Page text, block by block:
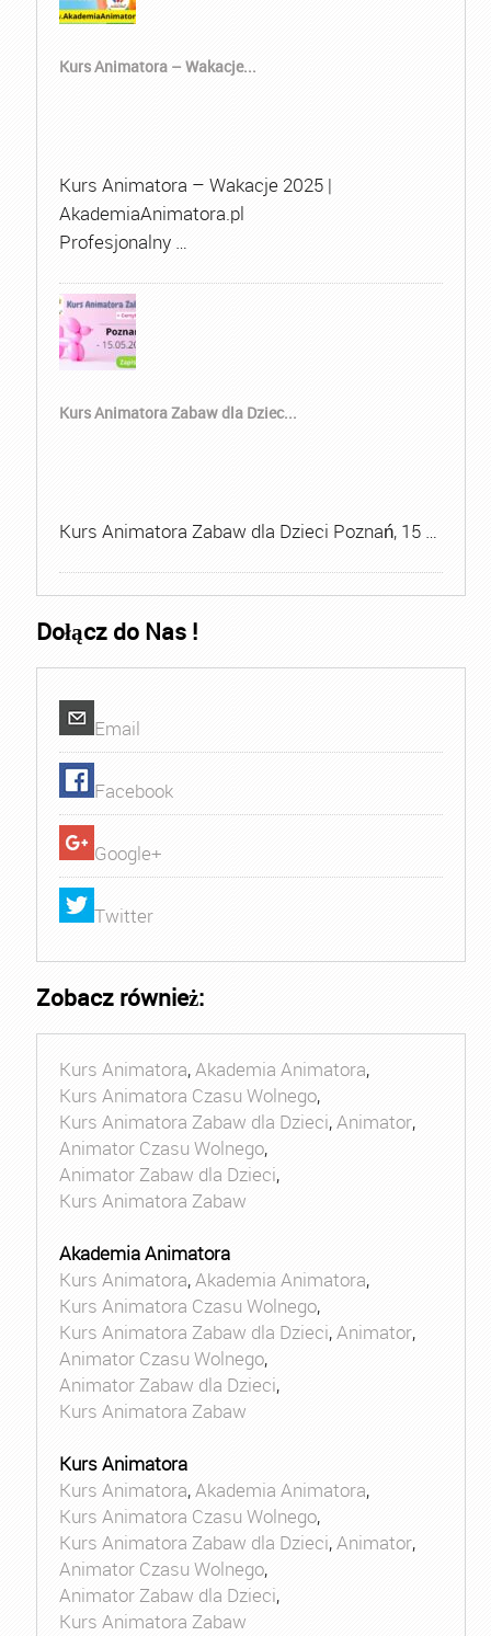
Kurs Animatora – Wakacje...
Kurs Animatora – Wakacje 2025 |
AkademiaAnimatora.pl
Profesjonalny …
Kurs Animatora Zabaw dla Dziec...
Kurs Animatora Zabaw dla Dzieci Poznań, 15 …
Dołącz do Nas !
Email
Facebook
Google+
Twitter
Zobacz również:
Kurs Animatora,Akademia Animatora,
Kurs Animatora Czasu Wolnego,
Kurs Animatora Zabaw dla Dzieci,Animator,
Animator Czasu Wolnego,
Animator Zabaw dla Dzieci,
Kurs Animatora Zabaw
Akademia Animatora
Kurs Animatora,Akademia Animatora,
Kurs Animatora Czasu Wolnego,
Kurs Animatora Zabaw dla Dzieci,Animator,
Animator Czasu Wolnego,
Animator Zabaw dla Dzieci,
Kurs Animatora Zabaw
Kurs Animatora
Kurs Animatora,Akademia Animatora,
Kurs Animatora Czasu Wolnego,
Kurs Animatora Zabaw dla Dzieci,Animator,
Animator Czasu Wolnego,
Animator Zabaw dla Dzieci,
Kurs Animatora Zabaw